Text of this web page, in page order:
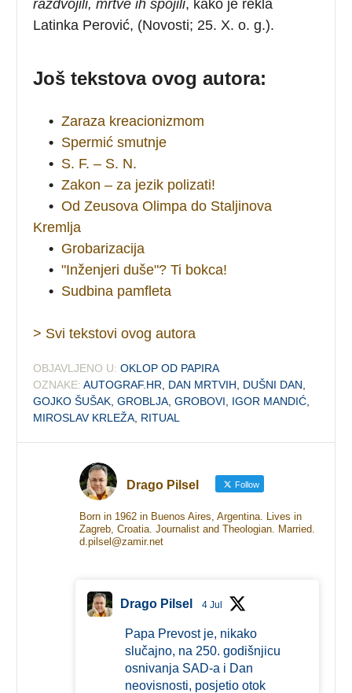
razdvojili, mrtve ih spojili, kako je rekla
Latinka Perović, (Novosti; 25. X. o. g.).
Još tekstova ovog autora:
• Zaraza kreacionizmom
• Spermić smutnje
• S. F. – S. N.
• Zakon – za jezik polizati!
• Od Zeusova Olimpa do Staljinova
Kremlja
• Grobarizacija
• "Inženjeri duše"? Ti bokca!
• Sudbina pamfleta
> Svi tekstovi ovog autora
OBJAVLJENO U: OKLOP OD PAPIRA
OZNAKE: AUTOGRAF.HR DAN MRTVIH DUŠNI DAN
GOJKO ŠUŠAK ,GROBLJA ,GROBOVI IGOR MANDIĆ
MIROSLAV KRLEŽA RITUAL
Drago Pilsel Follow
Born in 1962 in Buenos Aires, Argentina. Lives in
Zagreb, Croatia. Journalist and Theologian. Married.
d.pilsel@zamir.net
Drago Pilsel 4 Jul
Papa Prevost je, nikako
slučajno, na 250. godišnjicu
osnivanja SAD-a i Dan
neovisnosti, posjetio otok